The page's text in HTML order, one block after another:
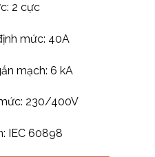
2 cực
mức: 40A
mạch: 6 kA
230/400V
IEC 60898